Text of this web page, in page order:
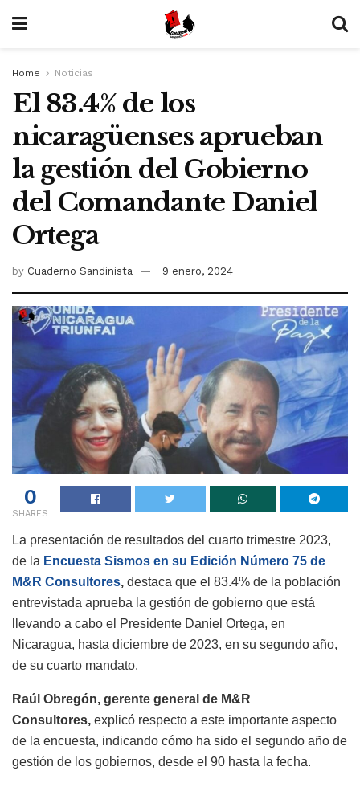
Home Noticias
El 83.4% de los
nicaragüenses aprueban
la gestión del Gobierno
del Comandante Daniel
Ortega
by Cuaderno Sandinista 9 enero, 2024
0
SHARES
La presentación de resultados del cuarto trimestre 2023,
de la Encuesta Sismos en su Edición Número 75 de
M&R Consultores, destaca que el 83.4% de la población
entrevistada aprueba la gestión de gobierno que está
llevando a cabo el Presidente Daniel Ortega, en
Nicaragua, hasta diciembre de 2023, en su segundo año,
de su cuarto mandato.
Raúl Obregón, gerente general de M&R
Consultores, explicó respecto a este importante aspecto
de la encuesta, indicando cómo ha sido el segundo año de
gestión de los gobiernos, desde el 90 hasta la fecha.